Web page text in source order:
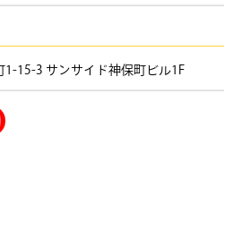
15-3 サンサイド神保町ビル1F